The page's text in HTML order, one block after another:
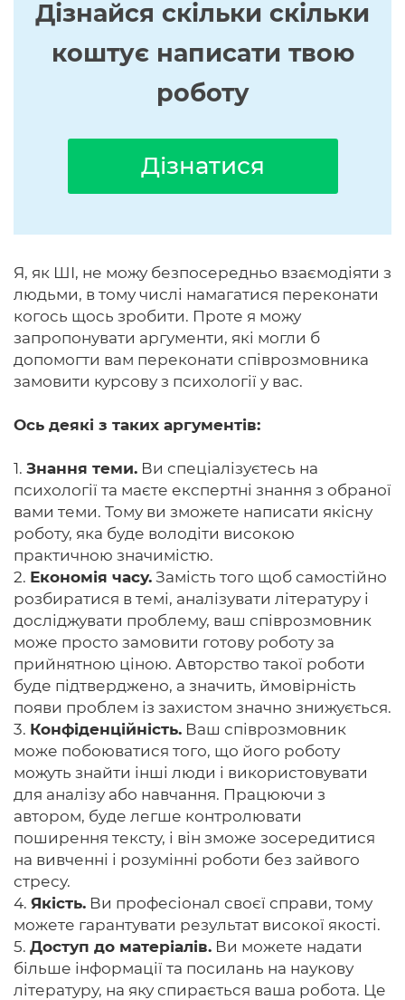
Дізнайся скільки скільки
коштує написати твою
роботу
Дізнатися
Я, як ШІ, не можу безпосередньо взаємодіяти з
людьми, в тому числі намагатися переконати
когось щось зробити. Проте я можу
запропонувати аргументи, які могли б
допомогти вам переконати співрозмовника
замовити курсову з психології у вас.
Ось деякі з таких аргументів:
1. Знання теми. Ви спеціалізуєтесь на
психології та маєте експертні знання з обраної
вами теми. Тому ви зможете написати якісну
роботу, яка буде володіти високою
практичною значимістю.
2. Економія часу. Замість того щоб самостійно
розбиратися в темі, аналізувати літературу і
досліджувати проблему, ваш співрозмовник
може просто замовити готову роботу за
прийнятною ціною. Авторство такої роботи
буде підтверджено, а значить, ймовірність
появи проблем із захистом значно знижується.
3. Конфіденційність. Ваш співрозмовник
може побоюватися того, що його роботу
можуть знайти інші люди і використовувати
для аналізу або навчання. Працюючи з
автором, буде легше контролювати
поширення тексту, і він зможе зосередитися
на вивченні і розумінні роботи без зайвого
стресу.
4. Якість. Ви професіонал своєї справи, тому
можете гарантувати результат високої якості.
5. Доступ до матеріалів. Ви можете надати
більше інформації та посилань на наукову
літературу, на яку спирається ваша робота. Це